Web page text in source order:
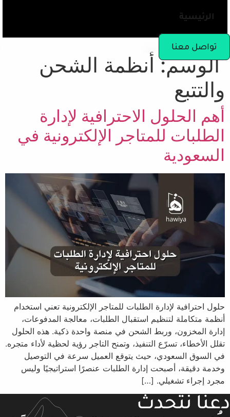
الرئيسية
تواصل معنا
الوسم: أنظمة الشحن
والتتبع
أهم الحلول الاحترافية لإدارة
الطلبات للمتاجر الإلكترونية في
السعودية
حلول احترافية لإدارة الطلبات للمتاجر الإلكترونية تعني استخدام
أنظمة متكاملة لتنظيم استقبال الطلبات، معالجة المدفوعات،
إدارة المخزون، وربط الشحن في منصة واحدة ذكية. هذه الحلول
تقلل الأخطاء، تسرّع التنفيذ، وتمنح التاجر رؤية لحظية لأداء متجره.
في السوق السعودي، حيث يتوقع العميل سرعة في التوصيل
وخدمة دقيقة، أصبحت إدارة الطلبات عنصرًا استراتيجيًا وليس
مجرد إجراء تشغيلي. […]
دعنا نتحدث